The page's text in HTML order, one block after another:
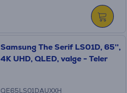
Samsung The Serif LS01D, 65'',
4K UHD, QLED, valge - Teler
QE65LS01DAUXXH